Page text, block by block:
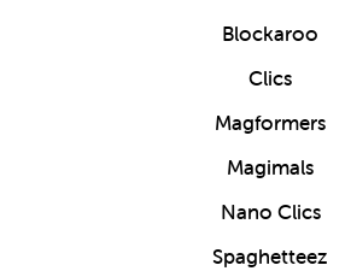
Blockaroo
Clics
Magformers
Magimals
Nano Clics
Spaghetteez